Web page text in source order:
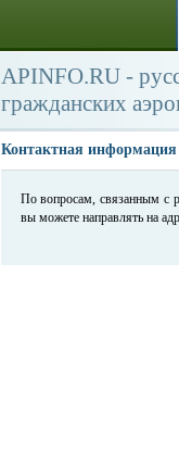
APINFO.RU -
гражданских
Контактная информация
По вопросам, связанным с
вы можете направлять на